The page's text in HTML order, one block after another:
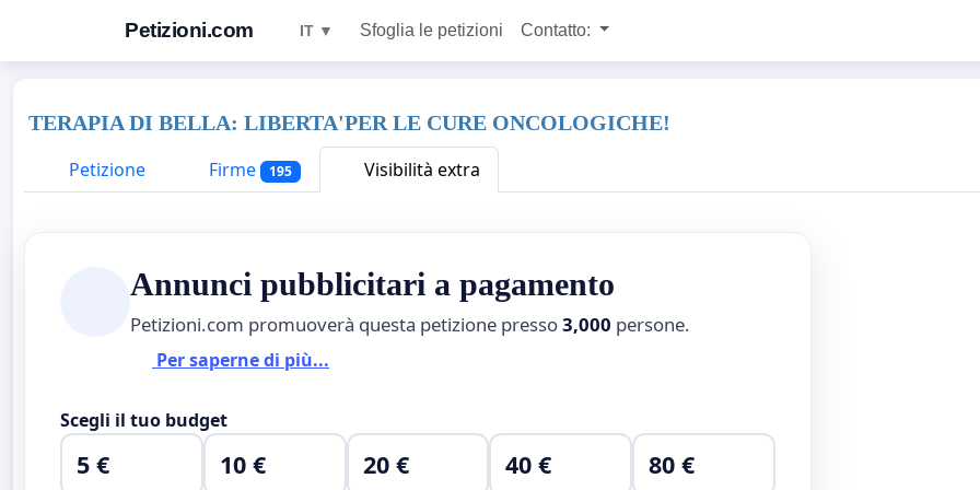
Petizioni.com IT ▼ Sfoglia le petizioni Contatto:
TERAPIA DI BELLA: LIBERTA'PER LE CURE ONCOLOGICHE!
Petizione
Firme 195 Visibilità extra
Annunci pubblicitari a pagamento
Petizioni.com promuoverà questa petizione presso3,000 persone.
Per saperne di più...
Scegli il tuo budget
5 € 10 € 20 € 40 € 80 €